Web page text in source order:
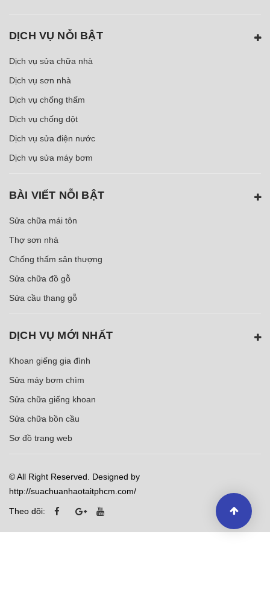
DỊCH VỤ NỖI BẬT
Dịch vụ sửa chữa nhà
Dịch vụ sơn nhà
Dịch vụ chống thấm
Dịch vụ chống dột
Dịch vụ sửa điện nước
Dịch vụ sửa máy bơm
BÀI VIẾT NỖI BẬT
Sửa chữa mái tôn
Thợ sơn nhà
Chống thấm sân thượng
Sửa chữa đồ gỗ
Sửa cầu thang gỗ
DỊCH VỤ MỚI NHẤT
Khoan giếng gia đình
Sửa máy bơm chìm
Sửa chữa giếng khoan
Sửa chữa bồn cầu
Sơ đồ trang web
© All Right Reserved. Designed by
http://suachuanhaotaitphcm.com/
Theo dõi: